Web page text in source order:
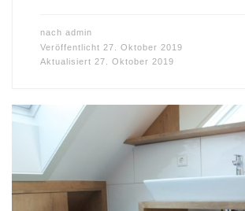
nach admin
Veröffentlicht 27. Oktober 2019
Aktualisiert 27. Oktober 2019